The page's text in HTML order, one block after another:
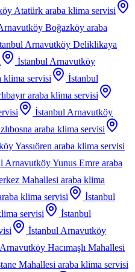
Atatürk araba klima servisi
Boğazköy araba
Arnavutköy Deliklikaya
İstanbul Arnavutköy
klima servisi
İstanbul
araba klima servisi
İstanbul Arnavutköy
araba klima servisi
Yassıören araba klima servisi
Arnavutköy Yunus Emre araba
Mahallesi araba klima
klima servisi
İstanbul
servisi
İstanbul
İstanbul Arnavutköy
Hacımaşlı Mahallesi
Mahallesi araba klima servisi